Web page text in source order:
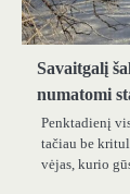
Savaitgalį
numatomi
Penktadienį
tačiau be
vėjas, kurio